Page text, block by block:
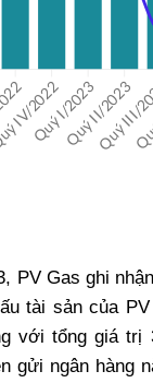
PV Gas ghi
tài sản của
với tổng giá trị
gửi ngân hàng